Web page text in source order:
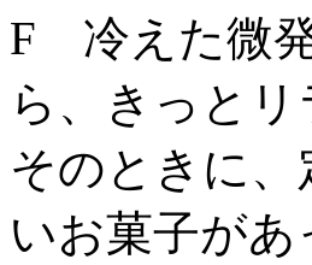
F 冷えた微
ら、きっと
そのときに
いお菓子が